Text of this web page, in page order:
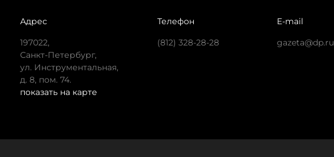
Адрес
197022,
Санкт-Петербург,
ул. Инструментальная,
д. 8, пом. 74.
показать на карте
Телефон
(812) 328-28-28
E-mail
gazeta@dp.ru